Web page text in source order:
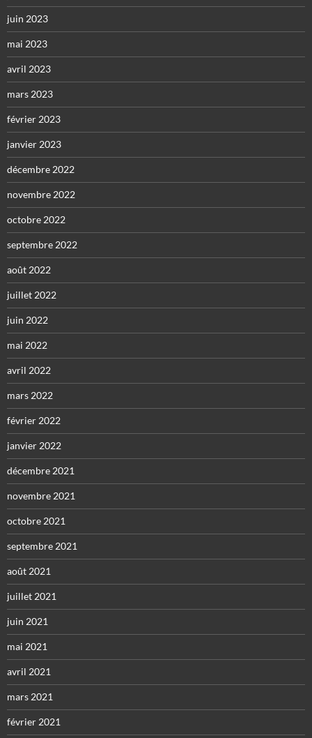
juin 2023
mai 2023
avril 2023
mars 2023
février 2023
janvier 2023
décembre 2022
novembre 2022
octobre 2022
septembre 2022
août 2022
juillet 2022
juin 2022
mai 2022
avril 2022
mars 2022
février 2022
janvier 2022
décembre 2021
novembre 2021
octobre 2021
septembre 2021
août 2021
juillet 2021
juin 2021
mai 2021
avril 2021
mars 2021
février 2021